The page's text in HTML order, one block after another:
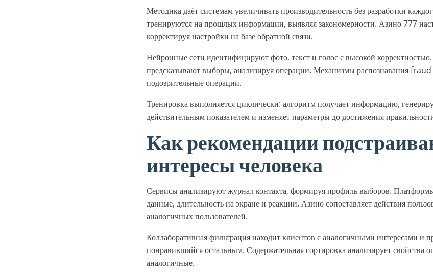
Методика даёт системам увеличивать производительность без разработки
тренируются на прошлых информации, выявляя закономерности. Азино 777
корректируя настройки на базе обратной связи.
Нейронные сети идентифицируют фото, текст и голос с высокой
предсказывают выборы, анализируя операции. Механизмы распознавания
подозрительные операции.
Тренировка выполняется циклически: алгоритм получает информацию,
действительным показателем и изменяет параметры до достижения
Как рекомендации
интересы человека
Сервисы анализируют журнал контакта, формируя профиль выборов.
данные, длительность на экране и реакции. Азино сопоставляет действия
аналогичных пользователей.
Коллаборативная фильтрация находит клиентов с аналогичными интересами и
понравившийся остальным. Содержательная сортировка анализирует свойства
аналогичные.